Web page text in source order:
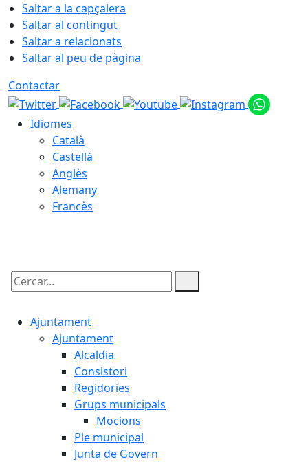
Saltar a la capçalera
Saltar al contingut
Saltar a relacionats
Saltar al peu de pàgina
Contactar
Idiomes
Català
Castellà
Anglès
Alemany
Francès
Cercar:
Ajuntament
Ajuntament
Alcaldia
Consistori
Regidories
Grups municipals
Mocions
Ple municipal
Junta de Govern